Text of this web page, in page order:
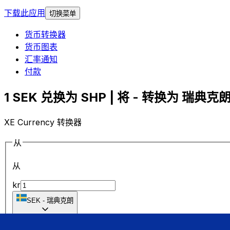
下载此应用 切换菜单
货币转换器
货币图表
汇率通知
付款
1 SEK 兑换为 SHP | 将 - 转换为 瑞典克
XE Currency 转换器
从
从
kr
SEK - 瑞典克朗